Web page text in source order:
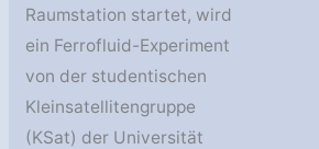
Raumstation startet, wird
ein Ferrofluid-Experiment
von der studentischen
Kleinsatellitengruppe
(KSat) der Universität